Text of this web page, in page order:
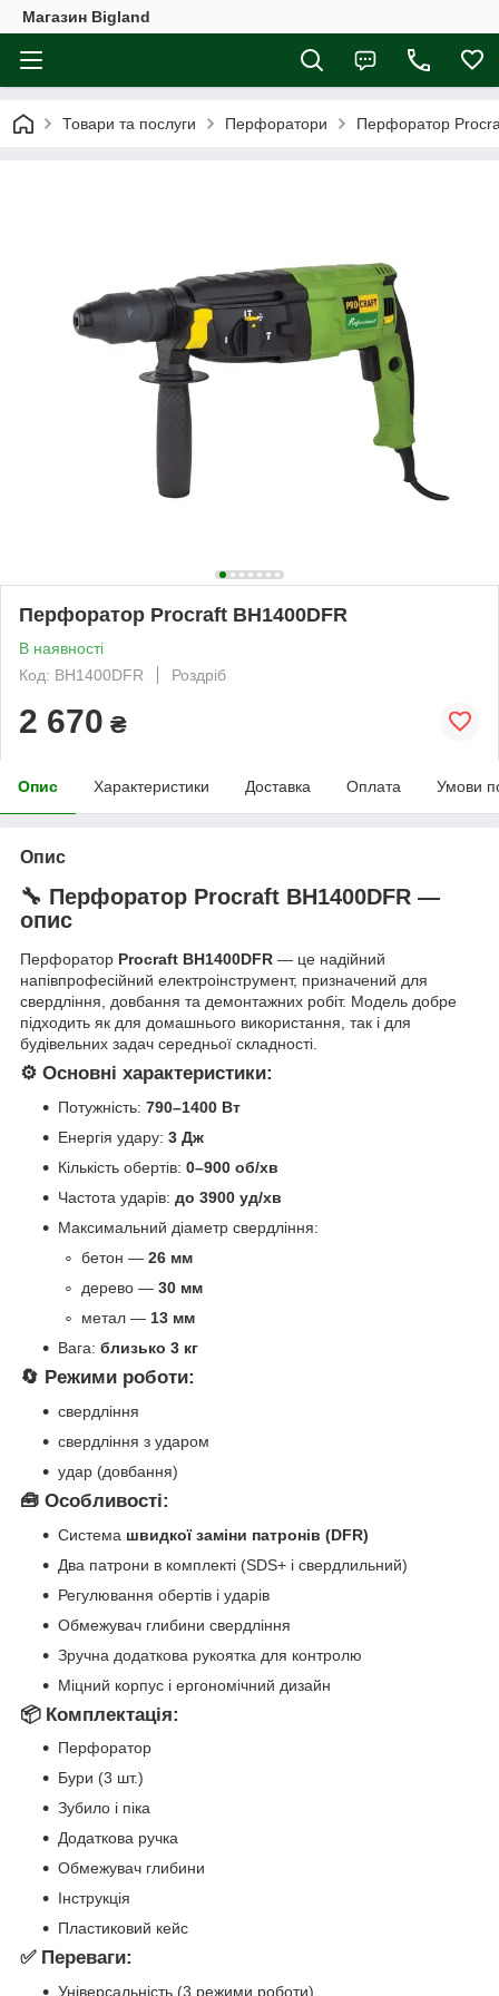
Магазин Bigland
Товари та послуги Перфоратори Перфоратор
Перфоратор Procraft BH1400DFR
В наявності
Код: BH1400DFR
Роздріб
2 670 ₴
Опис Характеристики Доставка Оплата Умови
Опис
🔧 Перфоратор Procraft BH1400DFR —
опис
Перфоратор Procraft BH1400DFR — це надійний
напівпрофесійний електроінструмент, призначений для
свердління, довбання та демонтажних робіт. Модель добре
підходить як для домашнього використання, так і для
будівельних задач середньої складності.
⚙️ Основні характеристики:
Потужність: 790–1400 Вт
Енергія удару: 3 Дж
Кількість обертів: 0–900 об/хв
Частота ударів: до 3900 уд/хв
Максимальний діаметр свердління:
бетон — 26 мм
дерево — 30 мм
метал — 13 мм
Вага: близько 3 кг
🔄 Режими роботи:
свердління
свердління з ударом
удар (довбання)
🧰 Особливості:
Система швидкої заміни патронів (DFR)
Два патрони в комплекті (SDS+ і свердлильний)
Регулювання обертів і ударів
Обмежувач глибини свердління
Зручна додаткова рукоятка для контролю
Міцний корпус і ергономічний дизайн
📦 Комплектація:
Перфоратор
Бури (3 шт.)
Зубило і піка
Додаткова ручка
Обмежувач глибини
Інструкція
Пластиковий кейс
✅ Переваги:
Універсальність (3 режими роботи)